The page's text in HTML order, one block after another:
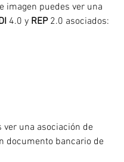
imagen puedes ver una
4.0 y REP 2.0 asociados:
ver una asociación de
documento bancario de